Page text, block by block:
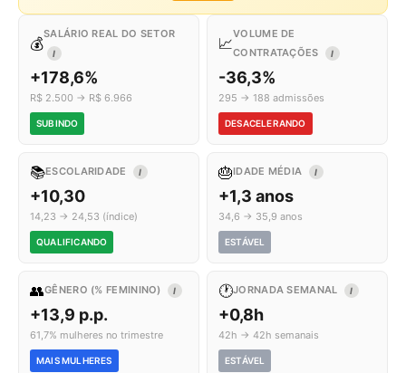
💰
SALÁRIO REAL DO SETOR
I
+178,6%
R$ 2.500 → R$ 6.966
SUBINDO
📈
VOLUME DE
CONTRATAÇÕES
I
-36,3%
295 → 188 admissões
DESACELERANDO
📚ESCOLARIDADE I
+10,30
14,23 → 24,53 (índice)
QUALIFICANDO
🎂IDADE MÉDIA I
+1,3 anos
34,6 → 35,9 anos
ESTÁVEL
👥GÊNERO (% FEMININO) I
+13,9 p.p.
61,7% mulheres no trimestre
MAIS MULHERES
🕐JORNADA SEMANAL I
+0,8h
42h → 42h semanais
ESTÁVEL